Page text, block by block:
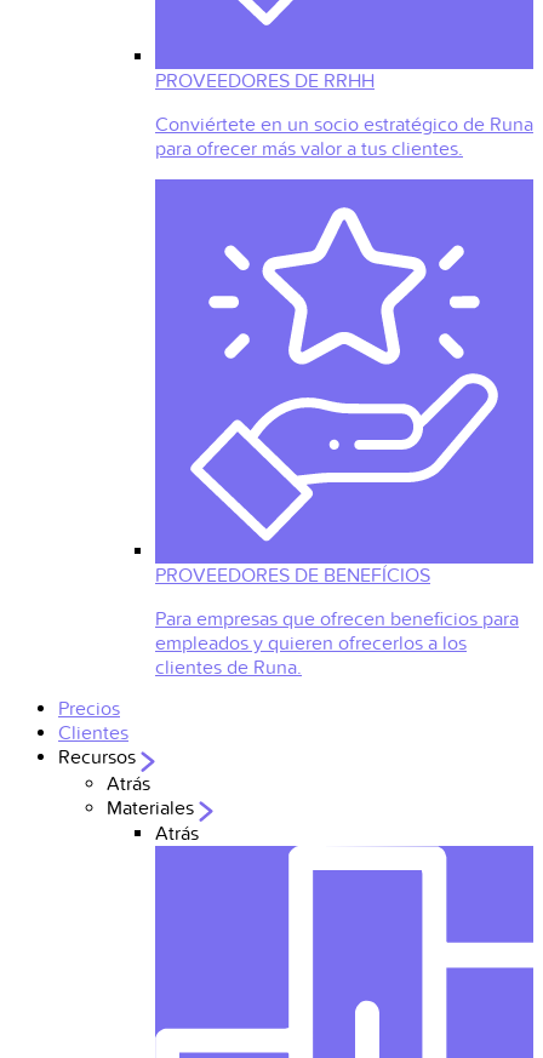
PROVEEDORES DE RRHH
Conviértete en un socio estratégico de Runa
para ofrecer más valor a tus clientes.
PROVEEDORES DE BENEFÍCIOS
Para empresas que ofrecen beneficios para
empleados y quieren ofrecerlos a los
clientes de Runa.
Precios
Clientes
Recursos
Atrás
Materiales
Atrás